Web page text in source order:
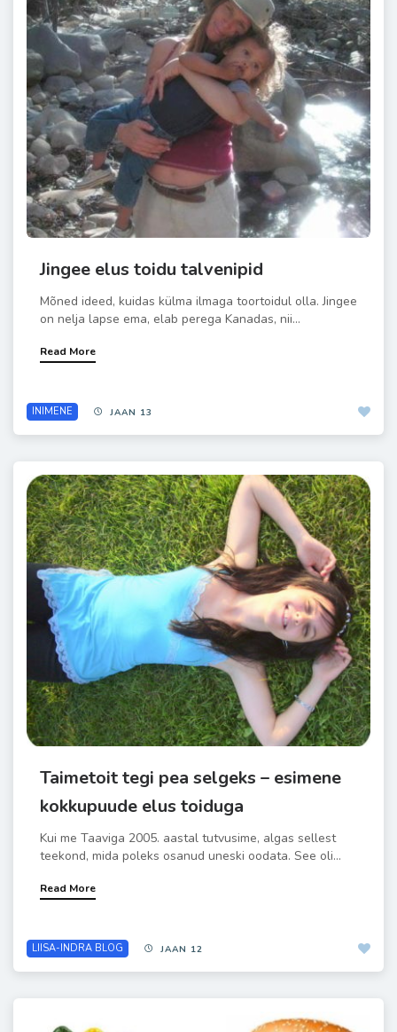
Jingee elus toidu talvenipid
Mõned ideed, kuidas külma ilmaga toortoidul olla. Jingee
on nelja lapse ema, elab perega Kanadas, nii...
Read More
INIMENE JAAN 13
Taimetoit tegi pea selgeks – esimene
kokkupuude elus toiduga
Kui me Taaviga 2005. aastal tutvusime, algas sellest
teekond, mida poleks osanud uneski oodata. See oli...
Read More
LIISA-INDRA BLOG JAAN 12